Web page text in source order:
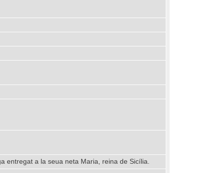
entregat a la seua neta Maria, reina de Sicília.